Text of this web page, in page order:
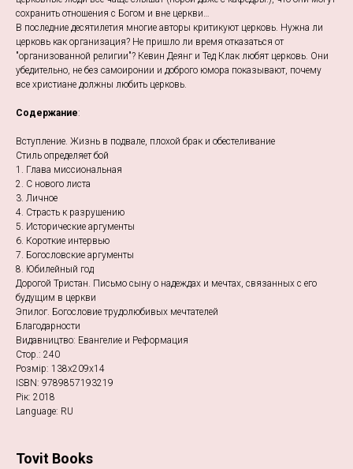
сохранить отношения с Богом и вне церкви…
В последние десятилетия многие авторы критикуют церковь. Нужна ли
церковь как организация? Не пришло ли время отказаться от
"организованной религии"? Кевин Деянг и Тед Клак любят церковь. Они
убедительно, не без самоиронии и доброго юмора показывают, почему
все христиане должны любить церковь.
Содержание:
Вступление. Жизнь в подвале, плохой брак и обестеливание
Стиль определяет бой
1. Глава миссиональная
2. С нового листа
3. Личное
4. Страсть к разрушению
5. Исторические аргументы
6. Короткие интервью
7. Богословские аргументы
8. Юбилейный год
Дорогой Тристан. Письмо сыну о надеждах и мечтах, связанных с его
будущим в церкви
Эпилог. Богословие трудолюбивых мечтателей
Благодарности
Видавництво: Евангелие и Реформация
Стор.: 240
Розмір: 138х209х14
ISBN: 9789857193219
Рік: 2018
Language: RU
Tovit Books